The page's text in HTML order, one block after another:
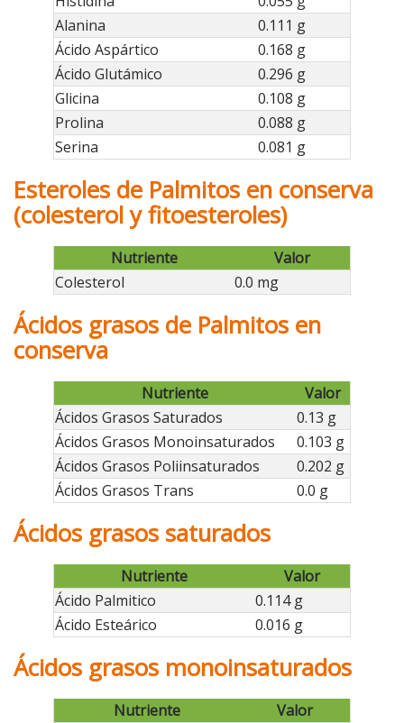
Alanina
0.111 g
Ácido Aspártico
0.168 g
Ácido Glutámico
0.296 g
Glicina
0.108 g
Prolina
0.088 g
Serina
0.081 g
Esteroles de Palmitos en conserva
(colesterol y fitoesteroles)
Nutriente
Valor
Colesterol
0.0 mg
Ácidos grasos de Palmitos en
conserva
Nutriente
Valor
Ácidos Grasos Saturados
0.13 g
Ácidos Grasos Monoinsaturados
0.103 g
Ácidos Grasos Poliinsaturados
0.202 g
Ácidos Grasos Trans
0.0 g
Ácidos grasos saturados
Nutriente
Valor
Ácido Palmitico
0.114 g
Ácido Esteárico
0.016 g
Ácidos grasos monoinsaturados
Nutriente
Valor